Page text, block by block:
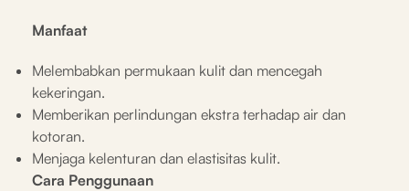
Manfaat
Melembabkan permukaan kulit dan mencegah
kekeringan.
Memberikan perlindungan ekstra terhadap air dan
kotoran.
Menjaga kelenturan dan elastisitas kulit.
Cara Penggunaan